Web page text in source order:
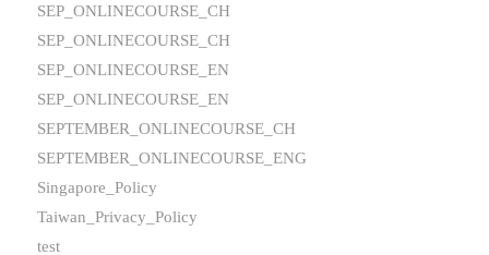
SEP_ONLINECOURSE_CH
SEP_ONLINECOURSE_CH
SEP_ONLINECOURSE_EN
SEP_ONLINECOURSE_EN
SEPTEMBER_ONLINECOURSE_CH
SEPTEMBER_ONLINECOURSE_ENG
Singapore_Policy
Taiwan_Privacy_Policy
test